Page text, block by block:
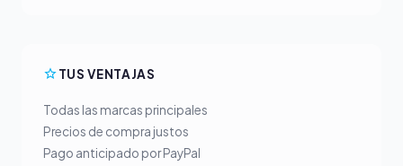
TUS VENTAJAS
Todas las marcas principales
Precios de compra justos
Pago anticipado por PayPal